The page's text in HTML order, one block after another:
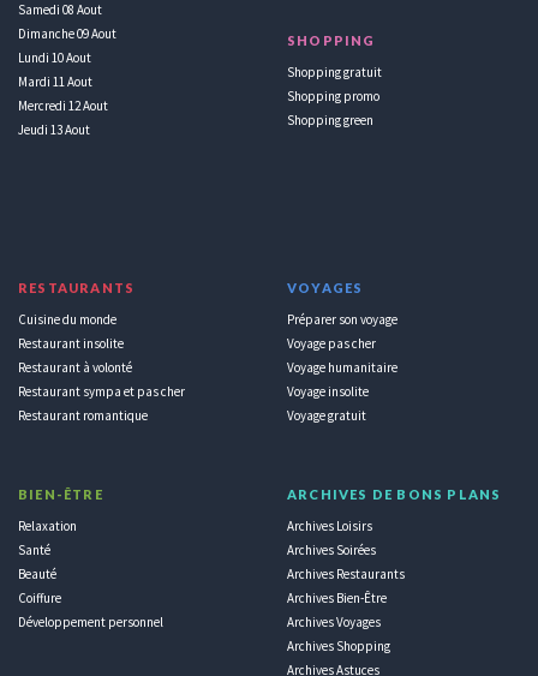
Samedi 08 Aout
Dimanche 09 Aout
Lundi 10 Aout
Mardi 11 Aout
Mercredi 12 Aout
Jeudi 13 Aout
SHOPPING
Shopping gratuit
Shopping promo
Shopping green
RESTAURANTS
Cuisine du monde
Restaurant insolite
Restaurant à volonté
Restaurant sympa et pas cher
Restaurant romantique
BIEN-ÊTRE
Relaxation
Santé
Beauté
Coiffure
Développement personnel
VOYAGES
Préparer son voyage
Voyage pas cher
Voyage humanitaire
Voyage insolite
Voyage gratuit
ARCHIVES DE BONS PLANS
Archives Loisirs
Archives Soirées
Archives Restaurants
Archives Bien-Être
Archives Voyages
Archives Shopping
Archives Astuces